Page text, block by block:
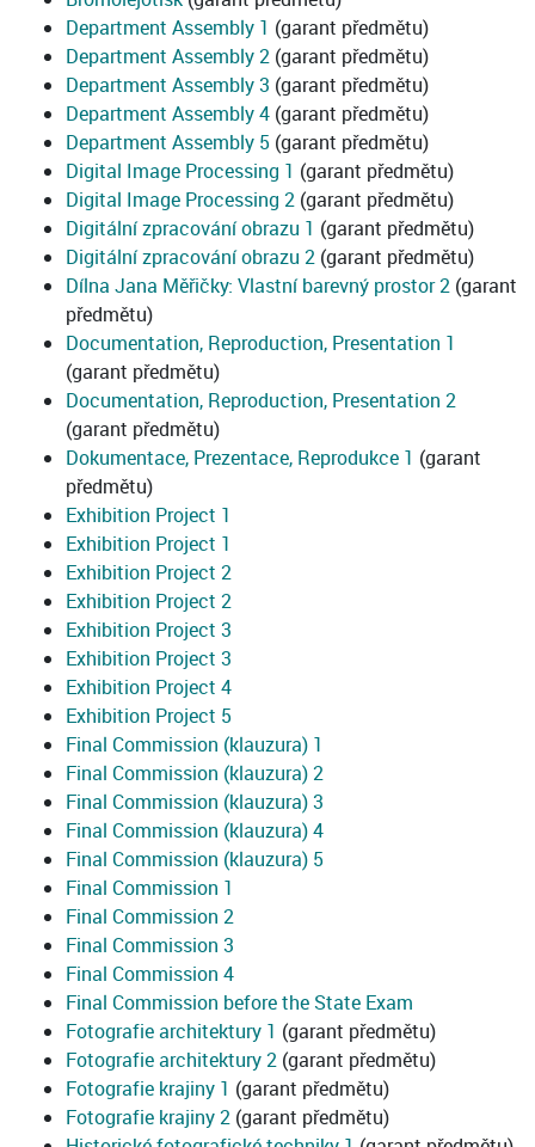
Department Assembly 1 (garant předmětu)
Department Assembly 2 (garant předmětu)
Department Assembly 3 (garant předmětu)
Department Assembly 4 (garant předmětu)
Department Assembly 5 (garant předmětu)
Digital Image Processing 1 (garant předmětu)
Digital Image Processing 2 (garant předmětu)
Digitální zpracování obrazu 1 (garant předmětu)
Digitální zpracování obrazu 2 (garant předmětu)
Dílna Jana Měřičky: Vlastní barevný prostor 2 (garant
předmětu)
Documentation, Reproduction, Presentation 1
(garant předmětu)
Documentation, Reproduction, Presentation 2
(garant předmětu)
Dokumentace, Prezentace, Reprodukce 1 (garant
předmětu)
Exhibition Project 1
Exhibition Project 1
Exhibition Project 2
Exhibition Project 2
Exhibition Project 3
Exhibition Project 3
Exhibition Project 4
Exhibition Project 5
Final Commission (klauzura) 1
Final Commission (klauzura) 2
Final Commission (klauzura) 3
Final Commission (klauzura) 4
Final Commission (klauzura) 5
Final Commission 1
Final Commission 2
Final Commission 3
Final Commission 4
Final Commission before the State Exam
Fotografie architektury 1 (garant předmětu)
Fotografie architektury 2 (garant předmětu)
Fotografie krajiny 1 (garant předmětu)
Fotografie krajiny 2 (garant předmětu)